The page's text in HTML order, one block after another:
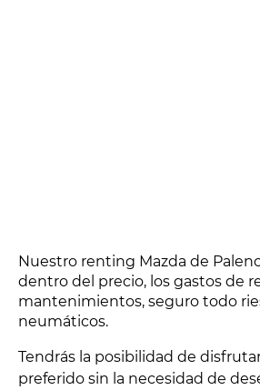
Nuestro renting Mazda de
dentro del precio, los gastos de
mantenimientos, seguro todo
neumáticos.
Tendrás la posibilidad de
preferido sin la necesidad de